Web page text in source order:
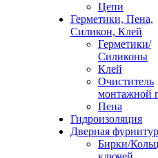
Цепи
Герметики, Пена,
Силикон, Клей
Герметики/
Силиконы
Клей
Очиститель
монтажной
Пена
Гидроизоляция
Дверная
Бирки/